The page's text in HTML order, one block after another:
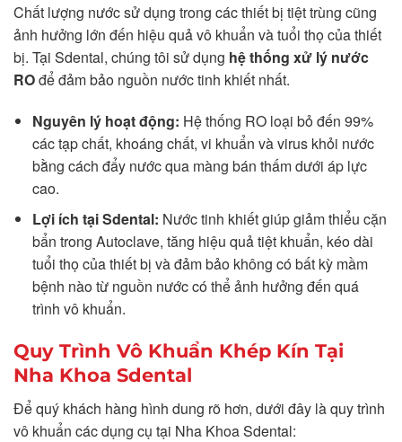
Chất lượng nước sử dụng trong các thiết bị tiệt trùng cũng
ảnh hưởng lớn đến hiệu quả vô khuẩn và tuổi thọ của thiết
bị. Tại Sdental, chúng tôi sử dụng hệ thống xử lý nước
ROđể đảm bảo nguồn nước tinh khiết nhất.
Nguyên lý hoạt động: Hệ thống RO loại bỏ đến 99%
các tạp chất, khoáng chất, vi khuẩn và virus khỏi nước
bằng cách đẩy nước qua màng bán thấm dưới áp lực
cao.
Lợi ích tại Sdental: Nước tinh khiết giúp giảm thiểu cặn
bẩn trong Autoclave, tăng hiệu quả tiệt khuẩn, kéo dài
tuổi thọ của thiết bị và đảm bảo không có bất kỳ mầm
bệnh nào từ nguồn nước có thể ảnh hưởng đến quá
trình vô khuẩn.
Quy Trình Vô Khuẩn Khép Kín Tại
Nha Khoa Sdental
Để quý khách hàng hình dung rõ hơn, dưới đây là quy trình
vô khuẩn các dụng cụ tại Nha Khoa Sdental: